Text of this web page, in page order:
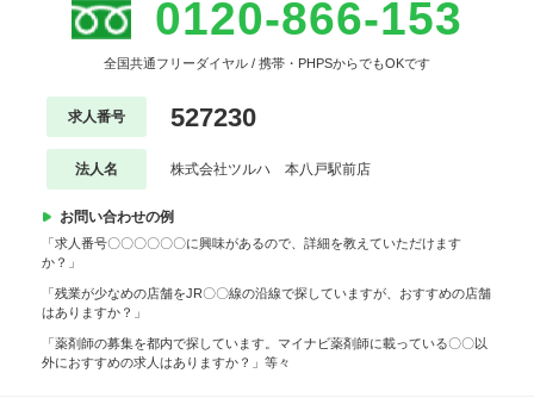
0120-866-153
全国共通フリーダイヤル / 携帯・PHPSからでもOKです
求人番号 527230
法人名 株式会社ツルハ 本八戸駅前店
お問い合わせの例
「求人番号〇〇〇〇〇〇に興味があるので、詳細を教えていただけます
か？」
「残業が少なめの店舗をJR〇〇線の沿線で探していますが、おすすめの店舗
はありますか？」
「薬剤師の募集を都内で探しています。マイナビ薬剤師に載っている〇〇以
外におすすめの求人はありますか？」等々